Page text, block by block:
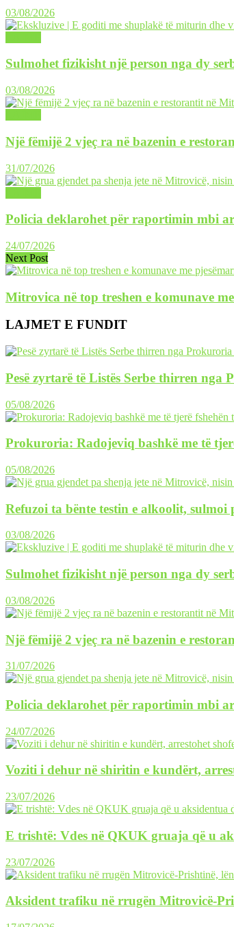
03/08/2026
Sulmohet fizikisht një person nga dy
03/08/2026
Një fëmijë 2 vjeç ra në bazenin e
31/07/2026
Policia deklarohet për raportimin mbi
24/07/2026
Next Post
Mitrovica në top treshen e komunave
LAJMET E FUNDIT
Pesë zyrtarë të Listës Serbe thirren nga
05/08/2026
Prokuroria: Radojeviq bashkë me të
05/08/2026
Refuzoi ta bënte testin e alkoolit,
03/08/2026
Sulmohet fizikisht një person nga dy
03/08/2026
Një fëmijë 2 vjeç ra në bazenin e
31/07/2026
Policia deklarohet për raportimin mbi
24/07/2026
Voziti i dehur në shiritin e kundërt,
23/07/2026
E trishtë: Vdes në QKUK gruaja që u
23/07/2026
Aksident trafiku në rrugën Mitrovicë-